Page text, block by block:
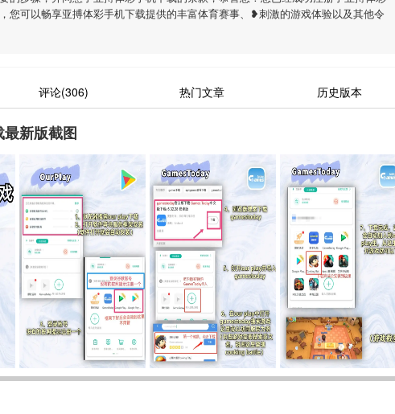
您可以畅享亚搏体彩手机下载提供的丰富体育赛事、❥刺激的游戏体验以及其他令
评论(306) 热门文章 历史版本
新版截图